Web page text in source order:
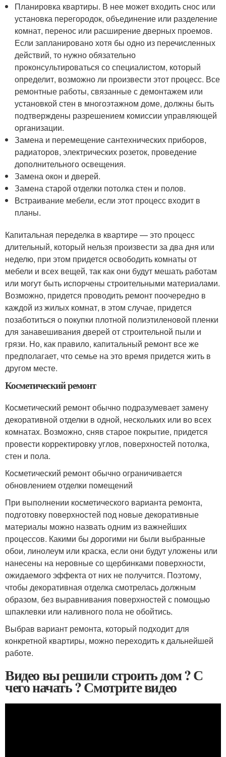
Планировка квартиры. В нее может входить снос или
установка перегородок, объединение или разделение
комнат, перенос или расширение дверных проемов.
Если запланировано хотя бы одно из перечисленных
действий, то нужно обязательно
проконсультироваться со специалистом, который
определит, возможно ли произвести этот процесс. Все
ремонтные работы, связанные с демонтажем или
установкой стен в многоэтажном доме, должны быть
подтверждены разрешением комиссии управляющей
организации.
Замена и перемещение сантехнических приборов,
радиаторов, электрических розеток, проведение
дополнительного освещения.
Замена окон и дверей.
Замена старой отделки потолка стен и полов.
Встраивание мебели, если этот процесс входит в
планы.
Капитальная переделка в квартире — это процесс
длительный, который нельзя произвести за два дня или
неделю, при этом придется освободить комнаты от
мебели и всех вещей, так как они будут мешать работам
или могут быть испорчены строительными материалами.
Возможно, придется проводить ремонт поочередно в
каждой из жилых комнат, в этом случае, придется
позаботиться о покупки плотной полиэтиленовой пленки
для занавешивания дверей от строительной пыли и
грязи. Но, как правило, капитальный ремонт все же
предполагает, что семье на это время придется жить в
другом месте.
Косметический ремонт
Косметический ремонт обычно подразумевает замену
декоративной отделки в одной, нескольких или во всех
комнатах. Возможно, сняв старое покрытие, придется
провести корректировку углов, поверхностей потолка,
стен и пола.
Косметический ремонт обычно ограничивается
обновлением отделки помещений
При выполнении косметического варианта ремонта,
подготовку поверхностей под новые декоративные
материалы можно назвать одним из важнейших
процессов. Какими бы дорогими ни были выбранные
обои, линолеум или краска, если они будут уложены или
нанесены на неровные со щербинками поверхности,
ожидаемого эффекта от них не получится. Поэтому,
чтобы декоративная отделка смотрелась должным
образом, без выравнивания поверхностей с помощью
шпаклевки или наливного пола не обойтись.
Выбрав вариант ремонта, который подходит для
конкретной квартиры, можно переходить к дальнейшей
работе.
Видео вы решили строить дом ? С
чего начать ? Смотрите видео